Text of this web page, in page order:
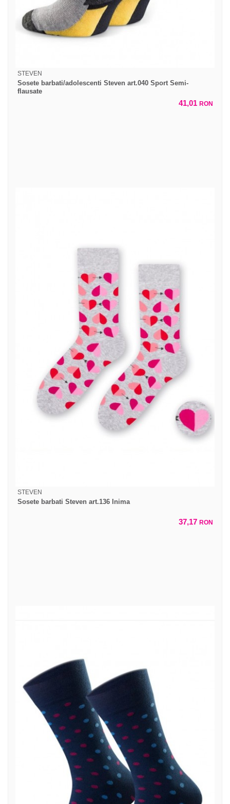
STEVEN
Sosete barbati/adolescenti Steven art.040 Sport Semi-
flausate
41,01 RON
STEVEN
Sosete barbati Steven art.136 Inima
37,17 RON